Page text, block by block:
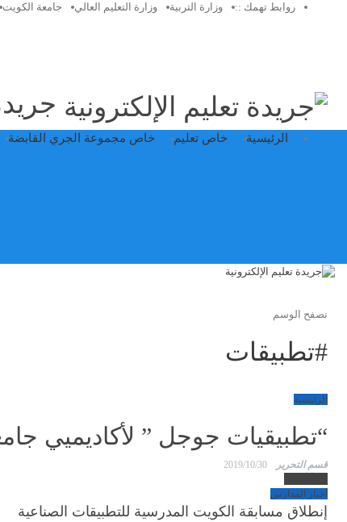
روابط تهمك :: وزارة التربية وزارة التعليم العالي جامعة الكويت
الرئيسية خاص تعليم خاص مجموعة الجري القابضة
تصفح الوسم
#تطبيقات
الرئيسية
“تطبيقيات جوجل ” لأكاديميي
قسم التحرير 2019/10/30
أخبار المدارس
إنطلاق مسابقة الكويت المدرسية للتطبيقات الصناعية